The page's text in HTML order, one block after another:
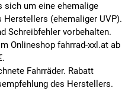
sich um eine ehemalige
Herstellers (ehemaliger UVP).
Schreibfehler vorbehalten.
Onlineshop fahrrad-xxl.at ab
Fahrräder. Rabatt
des Herstellers.